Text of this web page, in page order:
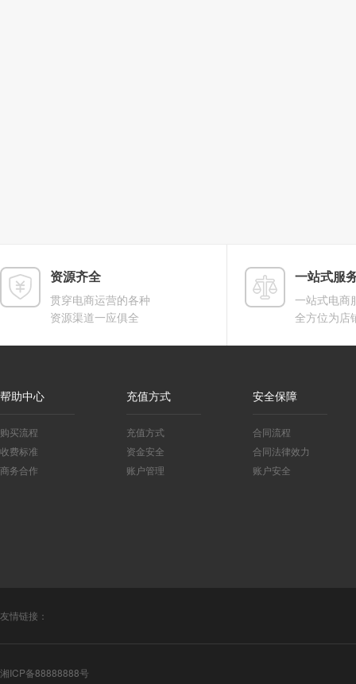
资源齐全
贯穿电商运营的各种
资源渠道一应俱全
一站式服
一站式电商
全方位为店
帮助中心
购买流程
收费标准
商务合作
充值方式
充值方式
资金安全
账户管理
安全保障
合同流程
合同法律效力
账户安全
友情链接：
湘ICP备88888888号